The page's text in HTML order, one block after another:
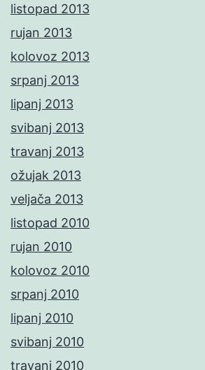
listopad 2013
rujan 2013
kolovoz 2013
srpanj 2013
lipanj 2013
svibanj 2013
travanj 2013
ožujak 2013
veljača 2013
listopad 2010
rujan 2010
kolovoz 2010
srpanj 2010
lipanj 2010
svibanj 2010
travanj 2010